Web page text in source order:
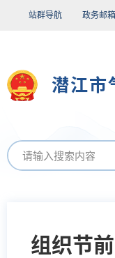
站群导航 政务邮箱
潜江市
组织节